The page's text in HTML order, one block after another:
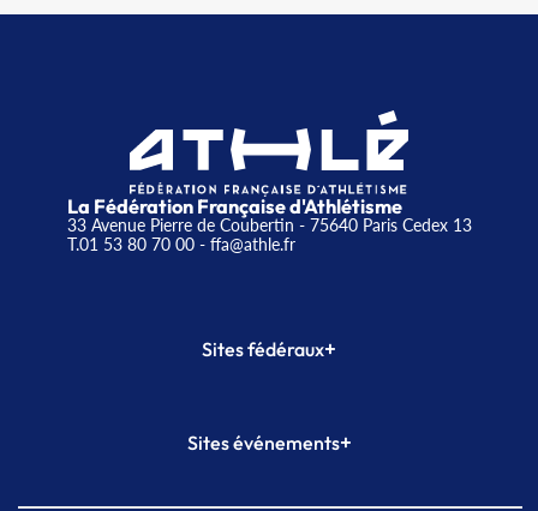
La Fédération Française d'Athlétisme
33 Avenue Pierre de Coubertin - 75640 Paris Cedex 13
T.01 53 80 70 00- ffa@athle.fr
Sites fédéraux+
Plateforme Formation
Sites événements+